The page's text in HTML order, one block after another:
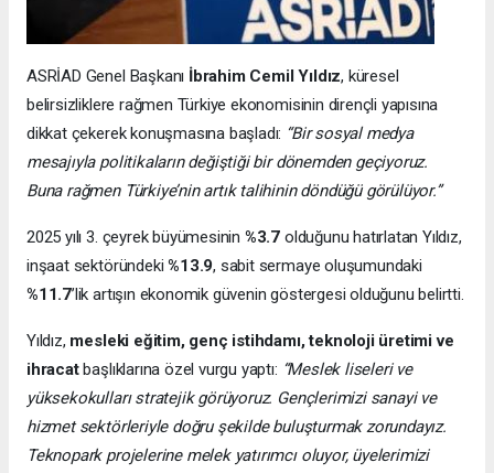
ASRİAD Genel Başkanı İbrahim Cemil Yıldız, küresel
belirsizliklere rağmen Türkiye ekonomisinin dirençli yapısına
dikkat çekerek konuşmasına başladı: “Bir sosyal medya
mesajıyla politikaların değiştiği bir dönemden geçiyoruz.
Buna rağmen Türkiye’nin artık talihinin döndüğü görülüyor.”
2025 yılı 3. çeyrek büyümesinin %3.7 olduğunu hatırlatan Yıldız,
inşaat sektöründeki%13.9, sabit sermaye oluşumundaki
%11.7’lik artışın ekonomik güvenin göstergesi olduğunu belirtti.
Yıldız, mesleki eğitim, genç istihdamı, teknoloji üretimi ve
ihracatbaşlıklarına özel vurgu yaptı: “Meslek liseleri ve
yüksekokulları stratejik görüyoruz. Gençlerimizi sanayi ve
hizmet sektörleriyle doğru şekilde buluşturmak zorundayız.
Teknopark projelerine melek yatırımcı oluyor, üyelerimizi